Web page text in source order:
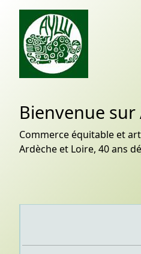
Bienvenue sur
Commerce équitable et
Ardèche et Loire, 40 ans